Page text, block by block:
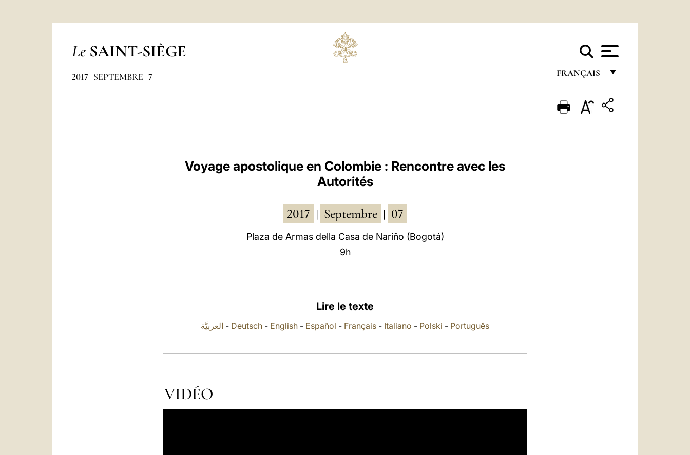
Le SAINT-SIÈGE
FRANÇAIS
ENGLISH
2017 SEPTEMBRE 7
Voyage apostolique en Colombie : Rencontre avec les
Autorités
2017 Septembre 07
Plaza de Armas della Casa de Nariño (Bogotá)
9h
Lire le texte
العربيَّة - Deutsch - English - Español - Français - Italiano - Polski - Português
VIDÉO